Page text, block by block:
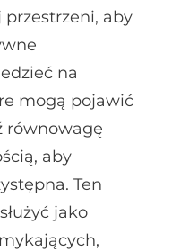
aby
na
mogą pojawić
równowagę
aby
Ten
jako